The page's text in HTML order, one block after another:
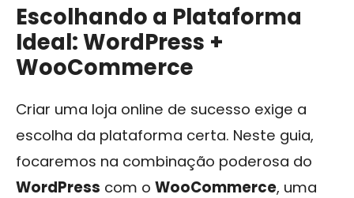
Escolhando a Plataforma
Ideal: WordPress +
WooCommerce
Criar uma loja online de sucesso exige a
escolha da plataforma certa. Neste guia,
focaremos na combinação poderosa do
WordPress com o WooCommerce, uma